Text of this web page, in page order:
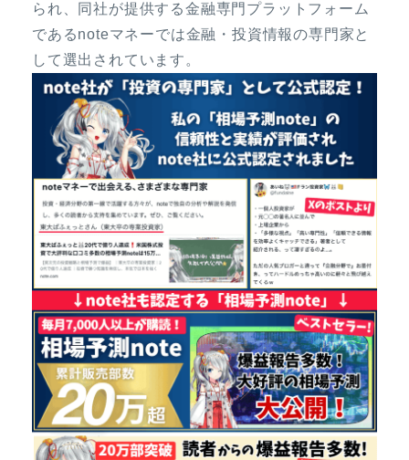
られ、同社が提供する金融専門プラットフォーム
であるnoteマネーでは金融・投資情報の専門家と
して選出されています。